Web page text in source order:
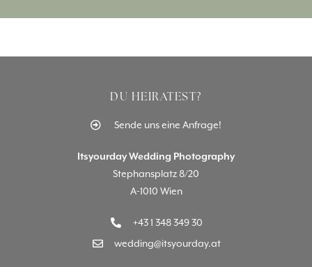
DU HEIRATEST?
Sende uns eine Anfrage!
Itsyourday Wedding Photography
Stephansplatz 8/20
A-1010 Wien
+43 1 348 349 30
wedding@itsyourday.at